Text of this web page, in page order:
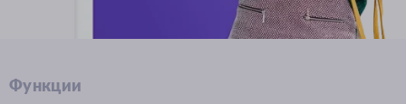
Функции